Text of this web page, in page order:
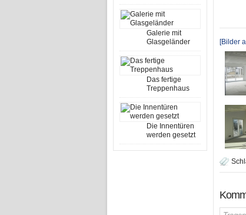
Galerie mit
Glasgeländer
Das fertige
Treppenhaus
Die Innentüren
werden gesetzt
[Bilder